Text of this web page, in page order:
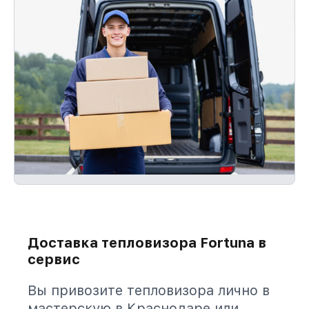
Доставка тепловизора Fortuna в
сервис
Вы привозите тепловизора лично в